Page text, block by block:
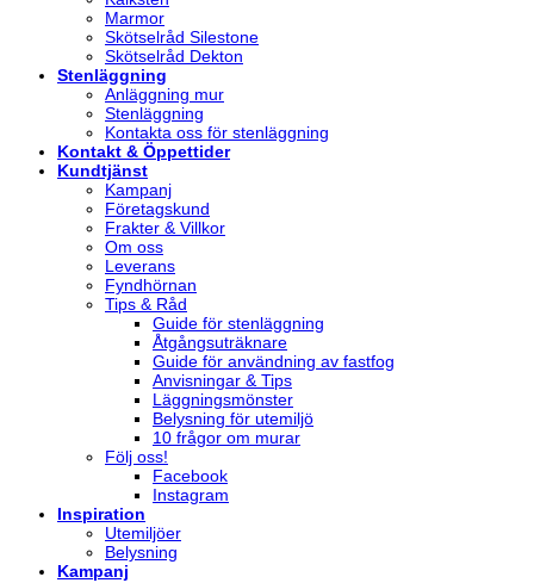
Marmor
Skötselråd Silestone
Skötselråd Dekton
Stenläggning
Anläggning mur
Stenläggning
Kontakta oss för stenläggning
Kontakt & Öppettider
Kundtjänst
Kampanj
Företagskund
Frakter & Villkor
Om oss
Leverans
Fyndhörnan
Tips & Råd
Guide för stenläggning
Åtgångsuträknare
Guide för användning av fastfog
Anvisningar & Tips
Läggningsmönster
Belysning för utemiljö
10 frågor om murar
Följ oss!
Facebook
Instagram
Inspiration
Utemiljöer
Belysning
Kampanj